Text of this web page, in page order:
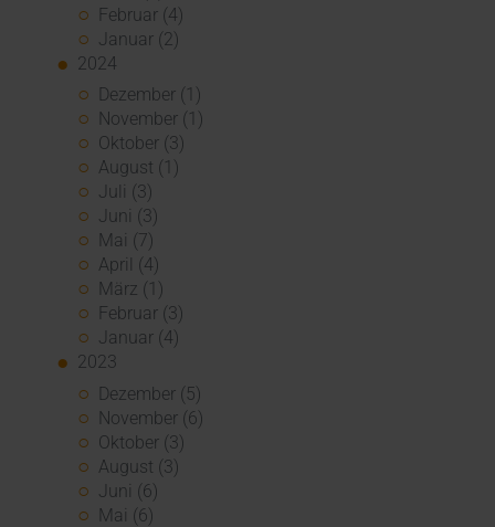
Februar (4)
Januar (2)
2024
Dezember (1)
November (1)
Oktober (3)
August (1)
Juli (3)
Juni (3)
Mai (7)
April (4)
März (1)
Februar (3)
Januar (4)
2023
Dezember (5)
November (6)
Oktober (3)
August (3)
Juni (6)
Mai (6)